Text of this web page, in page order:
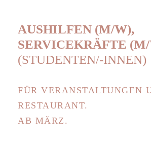
AUSHILFEN (M/W),
SERVICEKRÄFTE
(STUDENTEN/-INNEN)
FÜR VERANSTALTUNGEN
RESTAURANT.
AB MÄRZ.